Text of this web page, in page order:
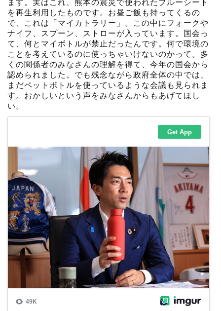
ます。実はこれ、熊本の震災で使われたブルーシート
を再生利用したものです。お昼ご飯も持ってくるの
で、これは「マイカトラリー」。この中にフォークや
ナイフ、スプーン、ストローが入っています。国会っ
て、何とマイボトルが禁止だったんです。何で環境の
ことを考えているのに使っちゃいけないのかって。多
くの関係者のみなさんの理解を得て、今年の国会から
認められました。でも残念ながら政府全体の中では、
まだペットボトルを使っているような会議も見られま
す。おかしいという声をみなさんからもあげてほし
い。